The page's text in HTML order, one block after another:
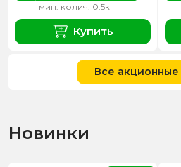
мин. колич. 0.5кг
Купить
Все акционные
Новинки